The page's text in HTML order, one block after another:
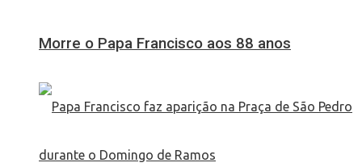
Morre o Papa Francisco aos 88 anos